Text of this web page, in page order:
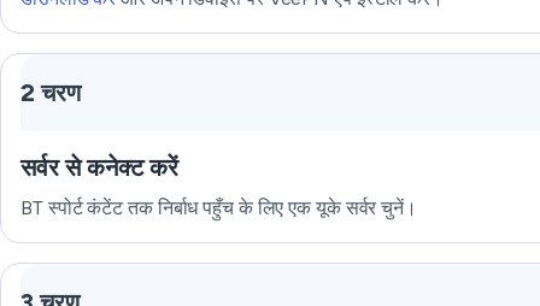
2 चरण
सर्वर से कनेक्ट करें
BT स्पोर्ट कंटेंट तक निर्बाध पहुँच के लिए एक यूके सर्वर चुनें।